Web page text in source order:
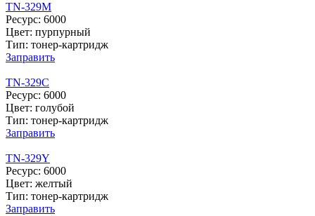
TN-329M
Ресурс: 6000
Цвет: пурпурный
Тип: тонер-картридж
Заправить
TN-329C
Ресурс: 6000
Цвет: голубой
Тип: тонер-картридж
Заправить
TN-329Y
Ресурс: 6000
Цвет: желтый
Тип: тонер-картридж
Заправить